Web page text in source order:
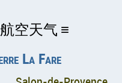
航空天气
La Fare